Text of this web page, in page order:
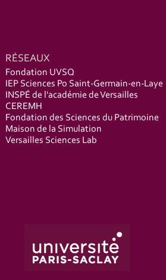
RÉSEAUX
Fondation UVSQ
IEP Sciences Po Saint-Germain-en-Laye
INSPÉ de l'académie de Versailles
CEREMH
Fondation des Sciences du Patrimoine
Maison de la Simulation
Versailles Sciences Lab